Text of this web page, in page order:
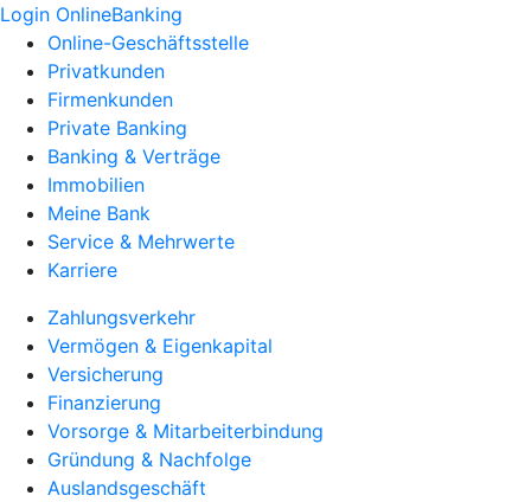
Login OnlineBanking
Online-Geschäftsstelle
Privatkunden
Firmenkunden
Private Banking
Banking & Verträge
Immobilien
Meine Bank
Service & Mehrwerte
Karriere
Zahlungsverkehr
Vermögen & Eigenkapital
Versicherung
Finanzierung
Vorsorge & Mitarbeiterbindung
Gründung & Nachfolge
Auslandsgeschäft